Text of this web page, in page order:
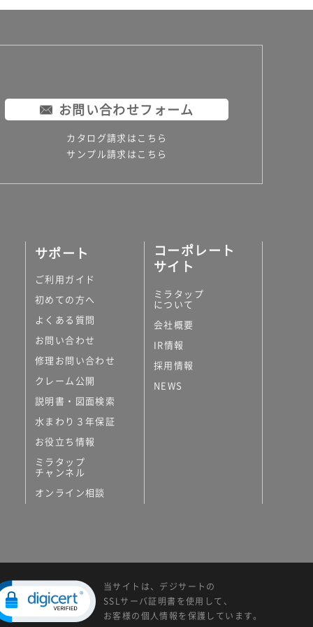
お問い合わせフォーム
カタログ請求はこちら
サンプル請求はこちら
サポート
ご利用ガイド
初めての方へ
よくある質問
お問い合わせ
修理お問い合わせ
クレーム公開
説明書・図面検索
水まわり３年保証
お役立ち情報
ミラタップ
チャンネル
オンライン相談
コーポレート
サイト
ミラタップ
について
会社概要
IR情報
採用情報
NEWS
当サイトは、デジサートの
SSLサーバ証明書を使用して、
お客様の個人情報を保護しています。